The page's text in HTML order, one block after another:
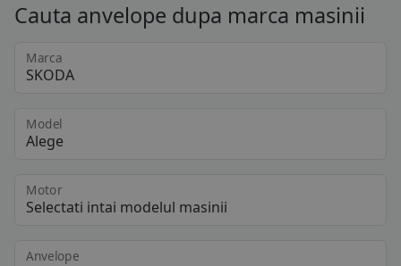
Cauta anvelope dupa marca masinii
Marca
Model
Motor
Anvelope